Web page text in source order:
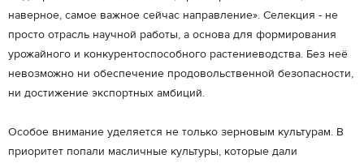
наверное, самое важное сейчас направление». Селекция - не
просто отрасль научной работы, а основа для формирования
урожайного и конкурентоспособного растениеводства. Без неё
невозможно ни обеспечение продовольственной безопасности,
ни достижение экспортных амбиций.
Особое внимание уделяется не только зерновым культурам. В
приоритет попали масличные культуры, которые дали